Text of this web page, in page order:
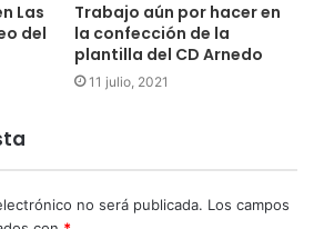
Las
del
Trabajo aún por hacer en
la confección de la
plantilla del CD Arnedo
11 julio, 2021
no será publicada. Los campos